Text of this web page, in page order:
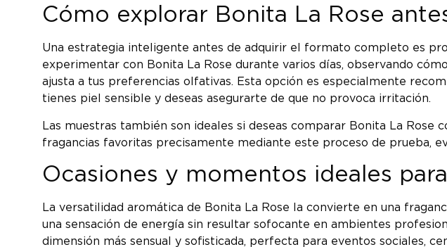
Cómo explorar Bonita La Rose
Una estrategia inteligente antes de adquirir el formato completo es
experimentar con Bonita La Rose durante varios días, observando
ajusta a tus preferencias olfativas. Esta opción es especialmente
tienes piel sensible y deseas asegurarte de que no provoca irritación.
Las muestras también son ideales si deseas comparar Bonita La Rose
fragancias favoritas precisamente mediante este proceso de prueba,
Ocasiones y momentos ideales
La versatilidad aromática de Bonita La Rose la convierte en una
una sensación de energía sin resultar sofocante en ambientes
dimensión más sensual y sofisticada, perfecta para eventos sociales,